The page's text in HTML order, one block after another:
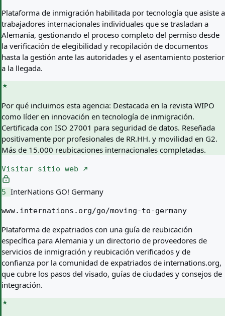
Plataforma de inmigración habilitada por tecnología que asiste a
trabajadores internacionales individuales que se trasladan a
Alemania, gestionando el proceso completo del permiso desde
la verificación de elegibilidad y recopilación de documentos
hasta la gestión ante las autoridades y el asentamiento posterior
a la llegada.
Por qué incluimos esta agencia: Destacada en la revista WIPO
como líder en innovación en tecnología de inmigración.
Certificada con ISO 27001 para seguridad de datos. Reseñada
positivamente por profesionales de RR.HH. y movilidad en G2.
Más de 15.000 reubicaciones internacionales completadas.
Visitar sitio web
5 InterNations GO! Germany
www.internations.org/go/moving-to-germany
Plataforma de expatriados con una guía de reubicación
específica para Alemania y un directorio de proveedores de
servicios de inmigración y reubicación verificados y de
confianza por la comunidad de expatriados de internations.org,
que cubre los pasos del visado, guías de ciudades y consejos de
integración.